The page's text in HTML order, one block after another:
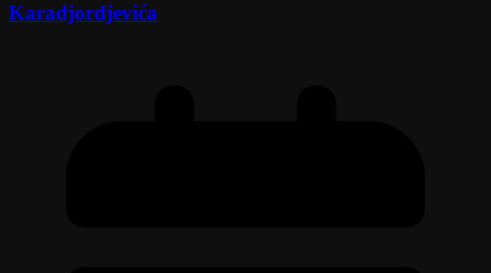
Karadjordjevića